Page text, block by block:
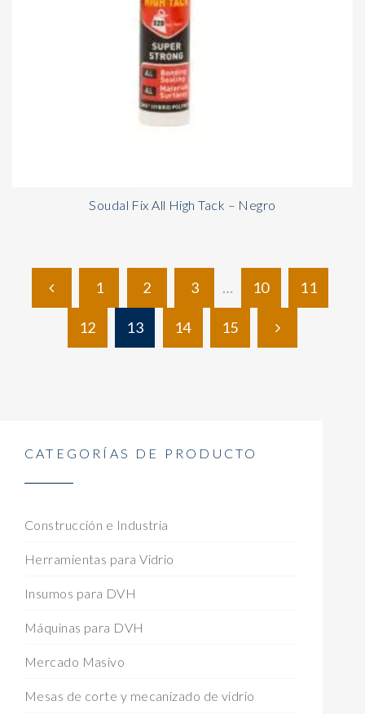
Soudal Fix All High Tack – Negro
1 2 3 … 10 11
12 13 14 15
CATEGORÍAS DE PRODUCTO
Construcción e Industria
Herramientas para Vidrio
Insumos para DVH
Máquinas para DVH
Mercado Masivo
Mesas de corte y mecanizado de vidrio